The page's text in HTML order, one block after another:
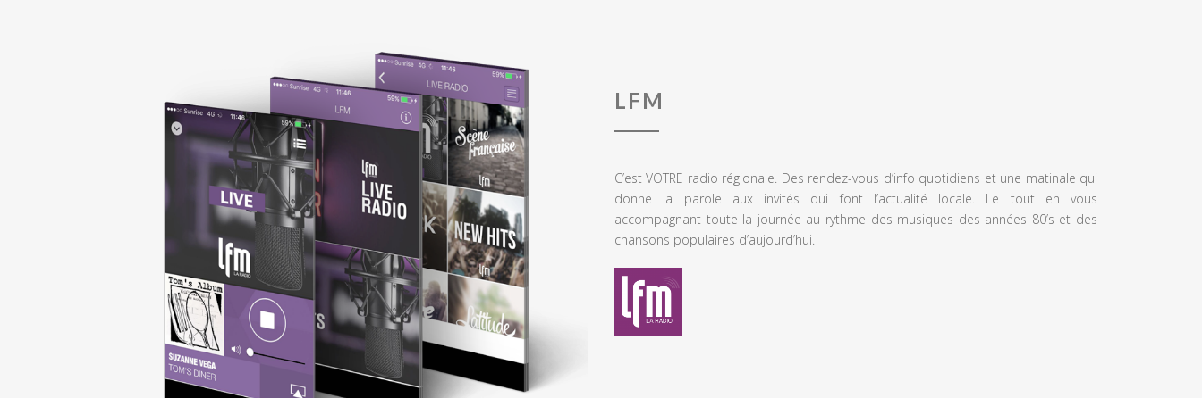
LFM
C’est VOTRE radio régionale. Des rendez-vous d’info quotidiens et une matinale qui
donne la parole aux invités qui font l’actualité locale. Le tout en vous
accompagnant toute la journée au rythme des musiques des années 80’s et des
chansons populaires d’aujourd’hui.